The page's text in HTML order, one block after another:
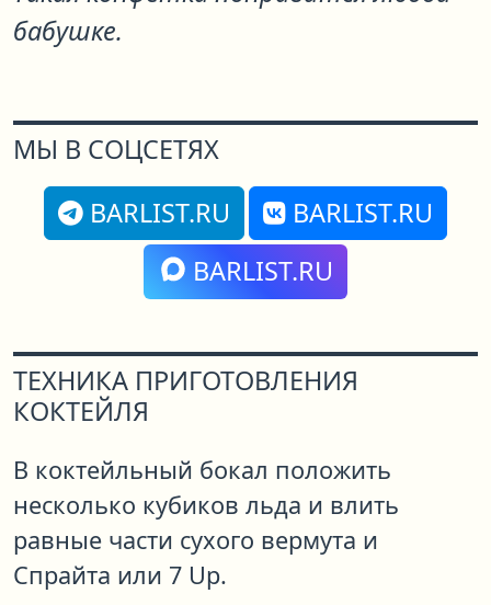
бабушке.
МЫ В СОЦСЕТЯХ
BARLIST.RU
BARLIST.RU
BARLIST.RU
ТЕХНИКА ПРИГОТОВЛЕНИЯ
КОКТЕЙЛЯ
В коктейльный бокал положить
несколько кубиков льда и влить
равные части сухого вермута и
Спрайта или 7 Up.